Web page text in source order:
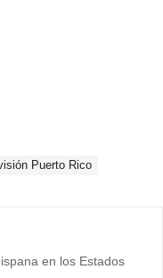
Puerto Rico
en los Estados